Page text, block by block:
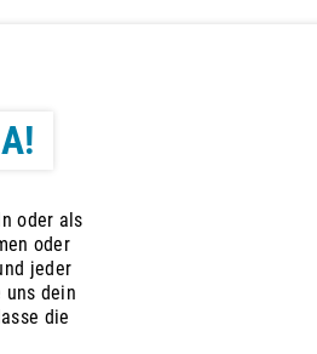
oder als
oder
jeder
uns dein
die